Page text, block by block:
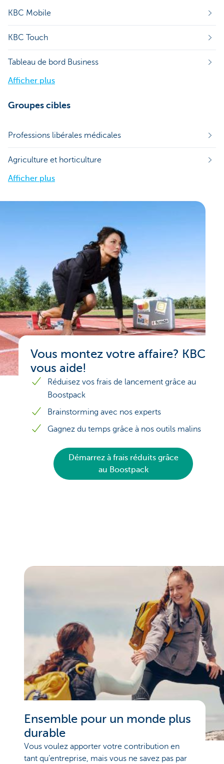
KBC Mobile
KBC Touch
Tableau de bord Business
Afficher plus
Groupes cibles
Professions libérales médicales
Agriculture et horticulture
Afficher plus
Vous montez votre affaire? KBC
vous aide!
Réduisez vos frais de lancement grâce au
Boostpack
Brainstorming avec nos experts
Gagnez du temps grâce à nos outils malins
Démarrez à frais réduits grâce
au Boostpack
Ensemble pour un monde plus
durable
Vous voulez apporter votre contribution en
tant qu’entreprise, mais vous ne savez pas par